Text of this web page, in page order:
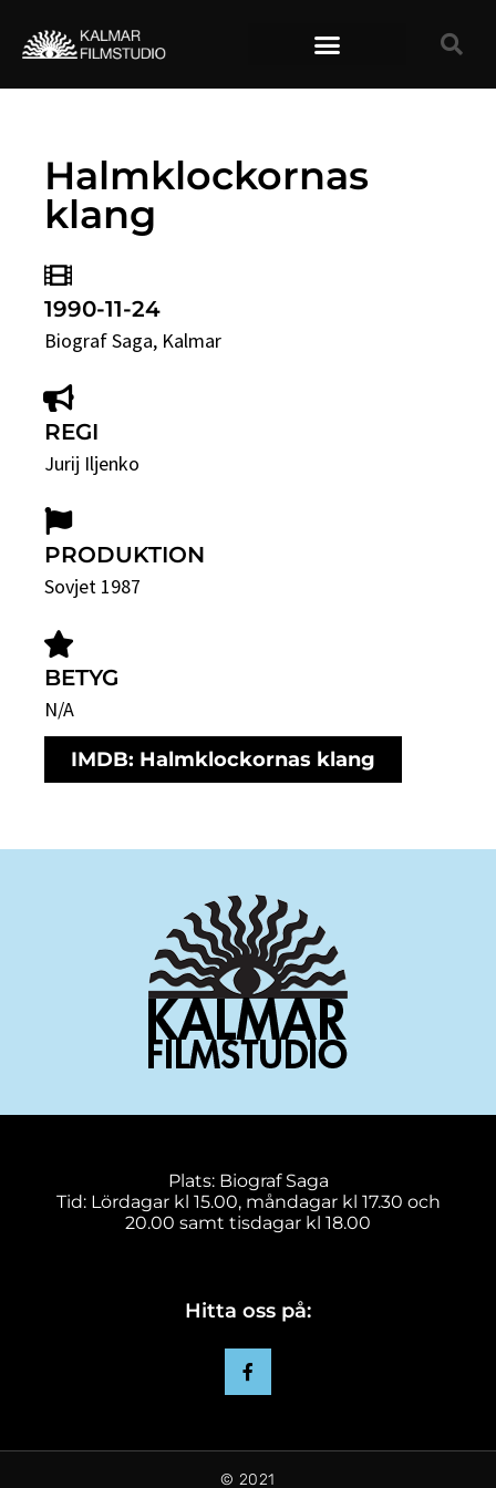
Halmklockornas
klang
1990-11-24
Biograf Saga, Kalmar
REGI
Jurij Iljenko
PRODUKTION
Sovjet 1987
BETYG
N/A
IMDB: Halmklockornas klang
Plats: Biograf Saga
Tid: Lördagar kl 15.00, måndagar kl 17.30 och
20.00 samt tisdagar kl 18.00
Hitta oss på:
© 2021